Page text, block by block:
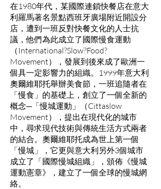
在1980年代，某國際連鎖快餐店在意大
利羅馬著名景點西班牙廣場附近開設分
店，遭到一班反對快餐文化的人士抗
議，他們為此成立了國際慢食運動
（International?Slow?Food?
Movement），發展到後來成了歐洲一
個具一定影響力的組織。1999年意大利
奧爾維耶托舉辦美食節，一班追隨者在
「慢食」的基礎上，創立了一個全新的
概念─「慢城運動」（Cittaslow
Movement），提出在現代化的城市
中，尋求現代技術與傳統生活方式兩者
的結合。奧爾維耶托成為世上第一個
「慢城」，它更與意大利另外3個城市
成立了「國際慢城組織」，頒佈《慢城
運動憲章》，建立了一個全球的慢城網
絡。